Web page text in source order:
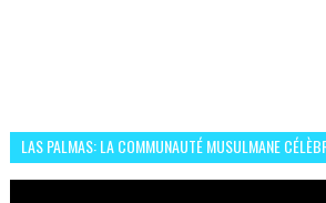
LAS PALMAS: LA COMMUNAUTÉ MUSULMANE